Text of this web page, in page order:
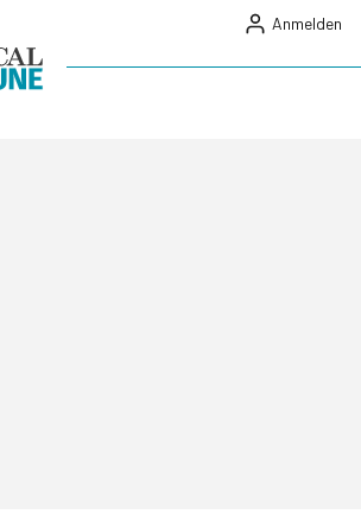
Anmelden